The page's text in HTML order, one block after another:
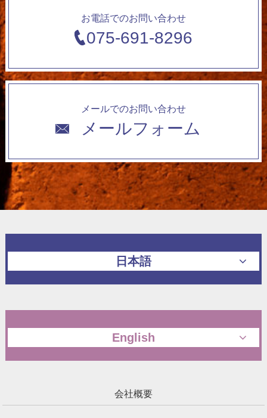
お電話でのお問い合わせ
075-691-8296
メールでのお問い合わせ
メールフォーム
日本語
English
会社概要